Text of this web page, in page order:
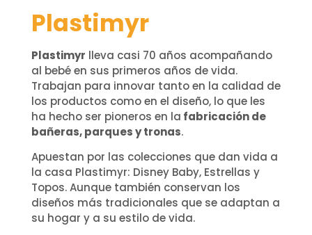
Plastimyr
Plastimyr lleva casi 70 años acompañando
al bebé en sus primeros años de vida.
Trabajan para innovar tanto en la calidad de
los productos como en el diseño, lo que les
ha hecho ser pioneros en la fabricación de
bañeras, parques y tronas.
Apuestan por las colecciones que dan vida a
la casa Plastimyr: Disney Baby, Estrellas y
Topos. Aunque también conservan los
diseños más tradicionales que se adaptan a
su hogar y a su estilo de vida.